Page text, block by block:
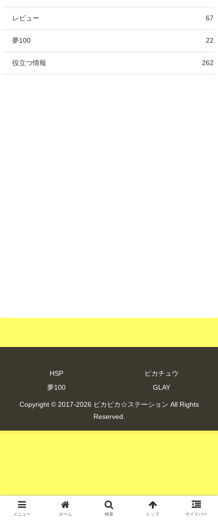
レビュー 67
夢100 22
役立つ情報 262
HSP
ピカチュウ
夢100
GLAY
Copyright © 2017-2026 ピカピカ☆ステーション All Rights
Reserved.
メニュー ホーム 検索 トップ サイドバー